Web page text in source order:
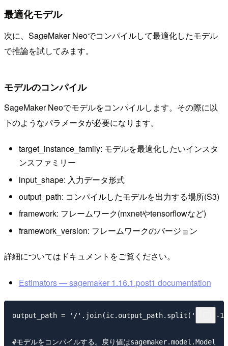
最適化モデル
次に、SageMaker Neoでコンパイルして最適化したモデル
で推論を試してみます。
モデルのコンパイル
SageMaker Neoでモデルをコンパイルします。その際に以
下のようなパラメータが必要になります。
target_instance_family: モデルを最適化したいインスタ
ンスファミリー
input_shape: 入力データ形式
output_path: コンパイルしたモデルを出力する場所(S3)
framework: フレームワーク(mxnetやtensorflowなど)
framework_version: フレームワークのバージョン
詳細についてはドキュメントをご覧ください。
Estimators — sagemaker 1.16.1.post1 documentation
output_path = '/'.join(ic.output_path.split('/')[:-
#モデルをコンパイルする。戻り値はsagemaker.model.Model